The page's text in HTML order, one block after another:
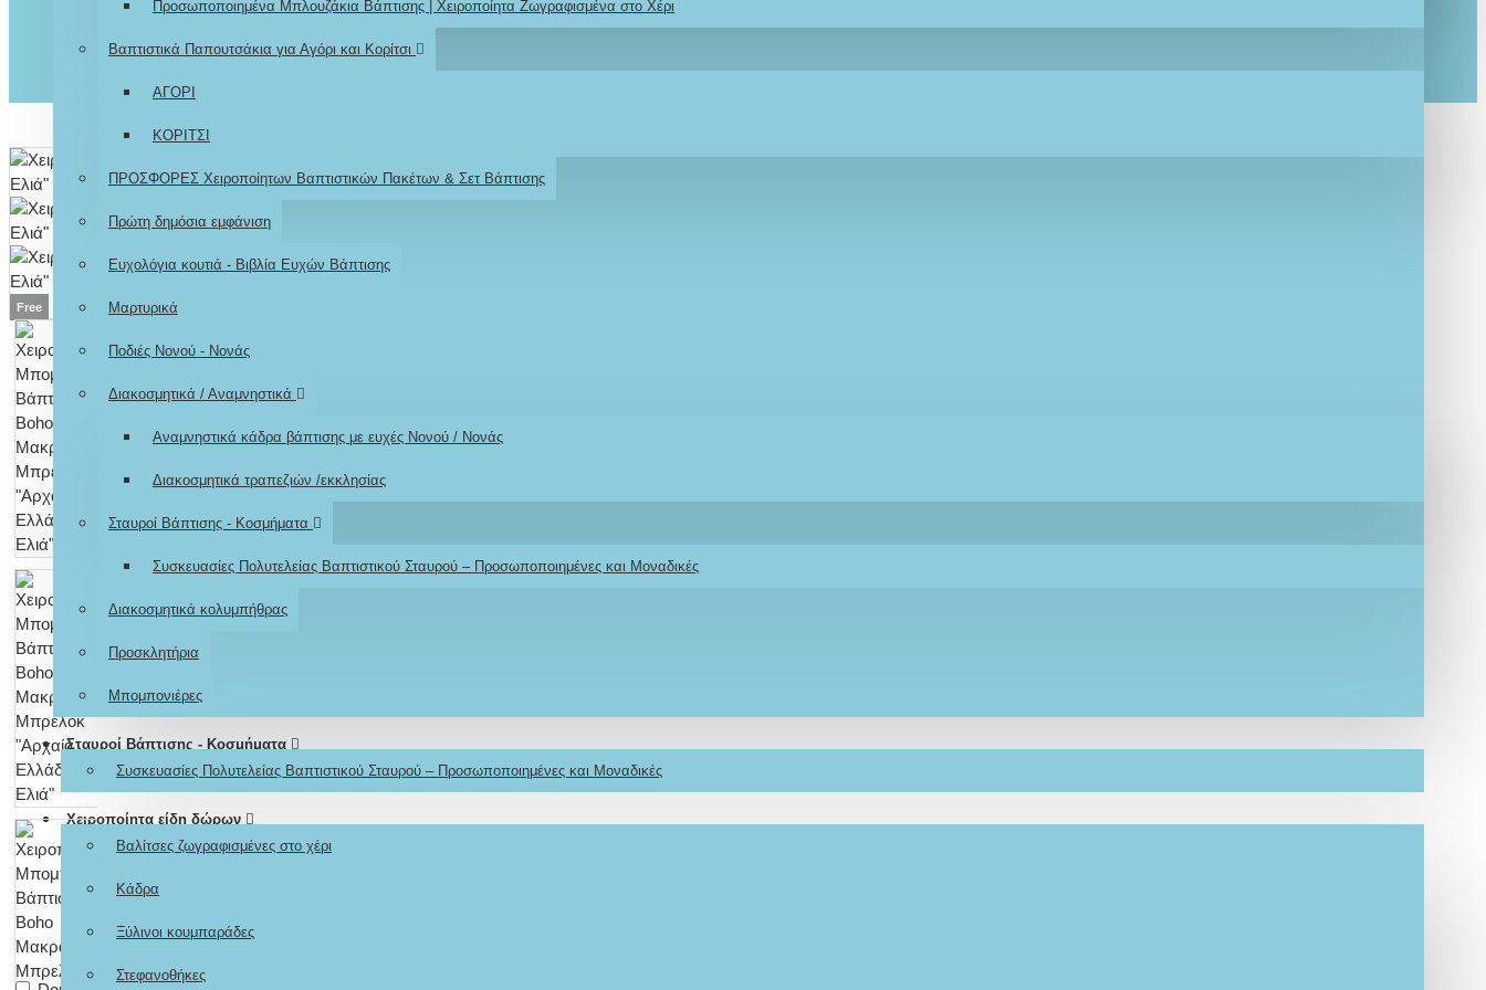
Προσωποποιημένα Μπλουζάκια Βάπτισης | Χειροποίητα Ζωγραφισμένα στο Χέρι
Βαπτιστικά Παπουτσάκια για Αγόρι και Κορίτσι
ΑΓΟΡΙ
ΚΟΡΙΤΣΙ
ΠΡΟΣΦΟΡΕΣ Χειροποίητων Βαπτιστικών Πακέτων & Σετ Βάπτισης
Πρώτη δημόσια εμφάνιση
Ευχολόγια κουτιά - Βιβλία Ευχών Βάπτισης
Μαρτυρικά
Ποδιές Νονού - Νονάς
Διακοσμητικά / Αναμνηστικά
Αναμνηστικά κάδρα βάπτισης με ευχές Νονού / Νονάς
Διακοσμητικά τραπεζιών /εκκλησίας
Σταυροί Βάπτισης - Κοσμήματα
Συσκευασίες Πολυτελείας Βαπτιστικού Σταυρού – Προσωποποιημένες και Μοναδικές
Διακοσμητικά κολυμπήθρας
Προσκλητήρια
Μπομπονιέρες
Σταυροί Βάπτισης - Κοσμήματα
Συσκευασίες Πολυτελείας Βαπτιστικού Σταυρού – Προσωποποιημένες και Μοναδικές
Χειροποίητα είδη δώρων
Βαλίτσες ζωγραφισμένες στο χέρι
Κάδρα
Ξύλινοι κουμπαράδες
Στεφανοθήκες
Για το προϊόν
Free